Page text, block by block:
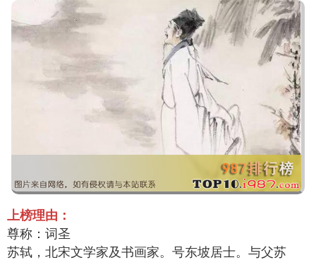
上榜理由：
尊称：词圣
苏轼，北宋文学家及书画家。号东坡居士。与父苏